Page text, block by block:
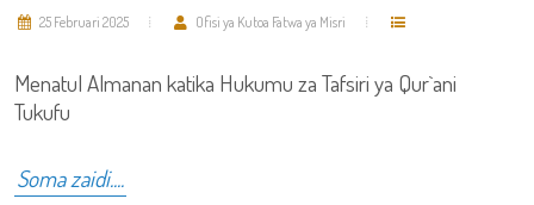
25 Februari 2025 Ofisi ya Kutoa Fatwa ya Misri
Menatul Almanan katika Hukumu za Tafsiri ya Qur`ani
Tukufu
Soma zaidi....